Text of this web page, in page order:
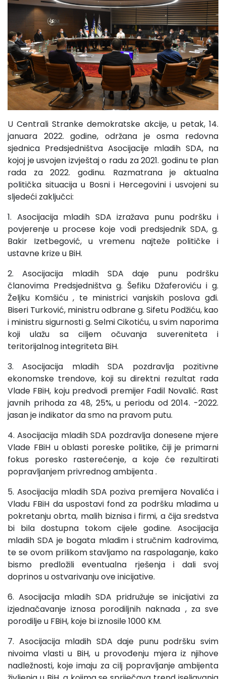
U Centrali Stranke demokratske akcije, u petak, 14.
januara 2022. godine, održana je osma redovna
sjednica Predsjedništva Asocijacije mladih SDA, na
kojoj je usvojen izvještaj o radu za 2021. godinu te plan
rada za 2022. godinu. Razmatrana je aktualna
politička situacija u Bosni i Hercegovini i usvojeni su
sljedeći zaključci:
1. Asocijacija mladih SDA izražava punu podršku i
povjerenje u procese koje vodi predsjednik SDA, g.
Bakir Izetbegović, u vremenu najteže političke i
ustavne krize u BiH.
2. Asocijacija mladih SDA daje punu podršku
članovima Predsjedništva g. Šefiku Džaferoviću i g.
Željku Komšiću , te ministrici vanjskih poslova gđi.
Biseri Turković, ministru odbrane g. Sifetu Podžiću, kao
i ministru sigurnosti g. Selmi Cikotiću, u svim naporima
koji ulažu sa ciljem očuvanja suvereniteta i
teritorijalnog integriteta BiH.
3. Asocijacija mladih SDA pozdravlja pozitivne
ekonomske trendove, koji su direktni rezultat rada
Vlade FBiH, koju predvodi premijer Fadil Novalić. Rast
javnih prihoda za 48, 25%, u periodu od 2014. -2022.
jasan je indikator da smo na pravom putu.
4. Asocijacija mladih SDA pozdravlja donesene mjere
Vlade FBiH u oblasti poreske politike, čiji je primarni
fokus poresko rasterećenje, a koje će rezultirati
popravljanjem privrednog ambijenta .
5. Asocijacija mladih SDA poziva premijera Novalića i
Vladu FBiH da uspostavi fond za podršku mladima u
pokretanju obrta, malih biznisa i firmi, a čija sredstva
bi bila dostupna tokom cijele godine. Asocijacija
mladih SDA je bogata mladim i stručnim kadrovima,
te se ovom prilikom stavljamo na raspolaganje, kako
bismo predložili eventualna rješenja i dali svoj
doprinos u ostvarivanju ove inicijative.
6. Asocijacija mladih SDA pridružuje se inicijativi za
izjednačavanje iznosa porodiljnih naknada , za sve
porodilje u FBiH, koje bi iznosile 1000 KM.
7. Asocijacija mladih SDA daje punu podršku svim
nivoima vlasti u BiH, u provođenju mjera iz njihove
nadležnosti, koje imaju za cilj popravljanje ambijenta